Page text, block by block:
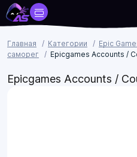
Главная Категории Epic
саморег
Epicgames Accounts /
Epicgames Accounts /